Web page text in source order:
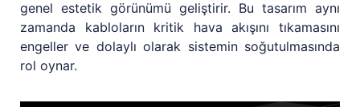
genel estetik görünümü geliştirir. Bu tasarım aynı
zamanda kabloların kritik hava akışını tıkamasını
engeller ve dolaylı olarak sistemin soğutulmasında
rol oynar.